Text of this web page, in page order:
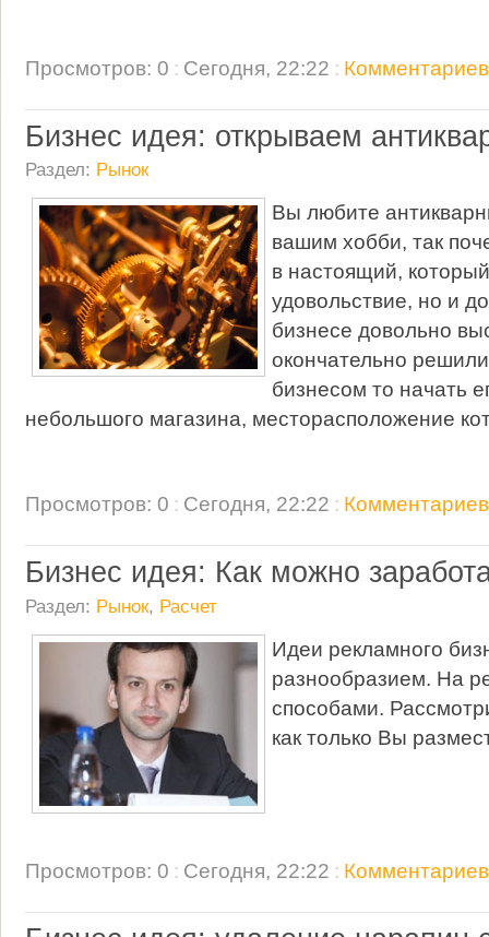
Просмотров: 0 : Сегодня, 22:22 :
Бизнес идея: открываем
Раздел: Рынок
Вы любите
вашим хобби, так
в настоящий,
удовольствие, но и
бизнесе довольно
окончательно
бизнесом то начать
небольшого магазина, месторасположение
Просмотров: 0 : Сегодня, 22:22 :
Бизнес идея: Как можно
Раздел: Рынок, Расчет
Идеи рекламного
разнообразием. На
способами.
как только Вы
Просмотров: 0 : Сегодня, 22:22 :